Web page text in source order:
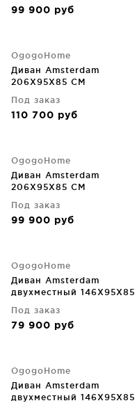
99 900 руб
OgogoHome
Диван Amsterdam
206X95X85 CM
Под заказ
110 700 руб
OgogoHome
Диван Amsterdam
206X95X85 CM
Под заказ
99 900 руб
OgogoHome
Диван Amsterdam
двухместный 146X95X85
Под заказ
79 900 руб
OgogoHome
Диван Amsterdam
двухместный 146X95X85